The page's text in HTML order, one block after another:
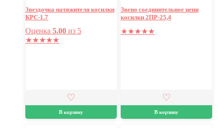
Звездочка натяжителя косилки
КРС-1.7
Оценка 5.00из 5
★★★★★
В корзину
Звено соединительное цепи
косилки 2ПР-25,4
★★★★★
В корзину